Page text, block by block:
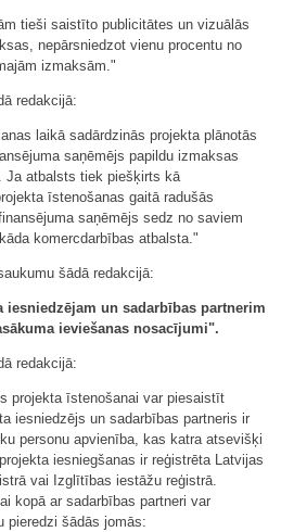
tieši saistīto publicitātes un vizuālās
nepārsniedzot vienu procentu no
izmaksām."
redakcijā:
laikā sadārdzinās projekta plānotās
saņēmējs papildu izmaksas
Ja atbalsts tiek piešķirts kā
īstenošanas gaitā radušās
saņēmējs sedz no saviem
komercdarbības atbalsta."
šādā redakcijā:
iesniedzējam un sadarbības partnerim
ieviešanas nosacījumi".
redakcijā:
projekta īstenošanai var piesaistīt
iesniedzējs un sadarbības partneris ir
personu apvienība, kas katra atsevišķi
iesniegšanas ir reģistrēta Latvijas
vai Izglītības iestāžu reģistrā.
kopā ar sadarbības partneri var
pieredzi šādās jomās: